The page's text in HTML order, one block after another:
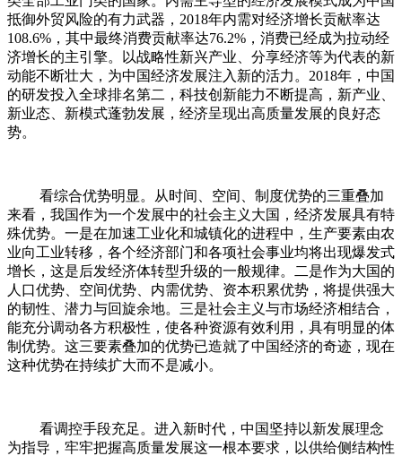
抵御外贸风险的有力武器，2018年内需对经济增长贡献率达
108.6%，其中最终消费贡献率达76.2%，消费已经成为拉动经
济增长的主引擎。以战略性新兴产业、分享经济等为代表的新
动能不断壮大，为中国经济发展注入新的活力。2018年，中国
的研发投入全球排名第二，科技创新能力不断提高，新产业、
新业态、新模式蓬勃发展，经济呈现出高质量发展的良好态
势。
看综合优势明显。从时间、空间、制度优势的三重叠加
来看，我国作为一个发展中的社会主义大国，经济发展具有特
殊优势。一是在加速工业化和城镇化的进程中，生产要素由农
业向工业转移，各个经济部门和各项社会事业均将出现爆发式
增长，这是后发经济体转型升级的一般规律。二是作为大国的
人口优势、空间优势、内需优势、资本积累优势，将提供强大
的韧性、潜力与回旋余地。三是社会主义与市场经济相结合，
能充分调动各方积极性，使各种资源有效利用，具有明显的体
制优势。这三要素叠加的优势已造就了中国经济的奇迹，现在
这种优势在持续扩大而不是减小。
看调控手段充足。进入新时代，中国坚持以新发展理念
为指导，牢牢把握高质量发展这一根本要求，以供给侧结构性